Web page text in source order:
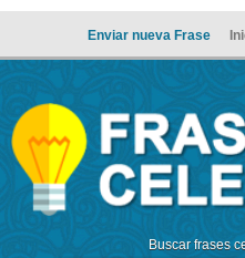
Enviar nueva Frase
Buscar frases